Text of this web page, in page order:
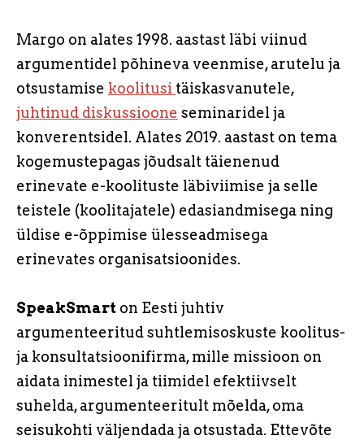
Margo on alates 1998. aastast läbi viinud
argumentidel põhineva veenmise, arutelu ja
otsustamise koolitusi täiskasvanutele,
juhtinud diskussioone seminaridel ja
konverentsidel. Alates 2019. aastast on tema
kogemustepagas jõudsalt täienenud
erinevate e-koolituste läbiviimise ja selle
teistele (koolitajatele) edasiandmisega ning
üldise e-õppimise ülesseadmisega
erinevates organisatsioonides.
SpeakSmart on Eesti juhtiv
argumenteeritud suhtlemisoskuste koolitus-
ja konsultatsioonifirma, mille missioon on
aidata inimestel ja tiimidel efektiivselt
suhelda, argumenteeritult mõelda, oma
seisukohti väljendada ja otsustada. Ettevõte